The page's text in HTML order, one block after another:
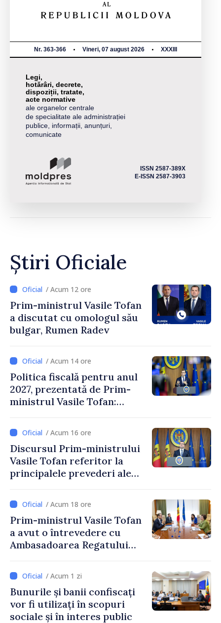
Nr. 363-366 Vineri, 07 august 2026 XXXIII
Legi,
hotărâri, decrete,
dispoziții, tratate,
acte normative
ale organelor centrale
de specialitate ale administrației
publice, informații, anunțuri,
comunicate
ISSN 2587-389X
E-ISSN 2587-3903
Știri Oficiale
/ Acum 12 ore
Prim-ministrul Vasile Tofan
a discutat cu omologul său
bulgar, Rumen Radev
/ Acum 14 ore
Politica fiscală pentru anul
2027, prezentată de Prim-
ministrul Vasile Tofan:
stimularea investițiilor și o
taxare mai echitabilă
/ Acum 16 ore
Discursul Prim-ministrului
Vasile Tofan referitor la
principalele prevederi ale
2027
/ Acum 18 ore
Prim-ministrul Vasile Tofan
a avut o întrevedere cu
Ambasadoarea Regatului
Irlandei de Nord, Fern
Horine / Acum 1 zi
Bunurile și banii confiscați
vor fi utilizați în scopuri
sociale și în interes public